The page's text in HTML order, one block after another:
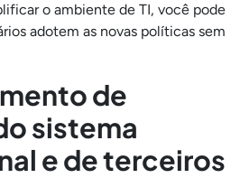
o ambiente de TI, você pode
adotem as novas políticas sem
de
sistema
e de terceiros